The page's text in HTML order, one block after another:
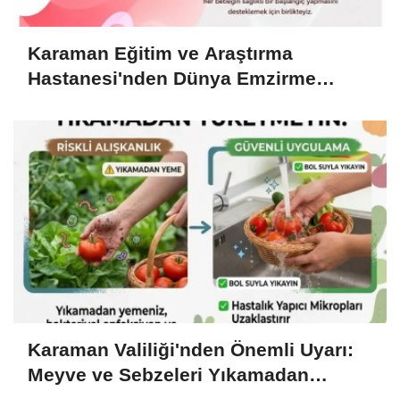
Karaman Eğitim ve Araştırma
Hastanesi'nden Dünya Emzirme
Karaman Valiliği'nden Önemli Uyarı:
Meyve ve Sebzeleri Yıkamadan